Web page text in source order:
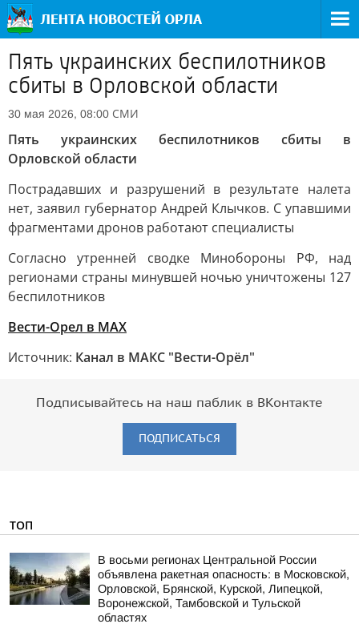
Пять украинских беспилотников
сбиты в Орловской области
30 мая 2026, 08:00 СМИ
Пять украинских беспилотников сбиты в
Орловской области
Пострадавших и разрушений в результате налета
нет, заявил губернатор Андрей Клычков. С упавшими
фрагментами дронов работают специалисты
Согласно утренней сводке Минобороны РФ, над
регионами страны минувшей ночью уничтожены 127
беспилотников
Вести-Орел в МАХ
Источник: Канал в МАКС "Вести-Орёл"
Подписывайтесь на наш паблик в ВКонтакте
ПОДПИСАТЬСЯ
ТОП
В восьми регионах Центральной России
объявлена ракетная опасность: в Московской,
Орловской, Брянской, Курской, Липецкой,
Воронежской, Тамбовской и Тульской
областях